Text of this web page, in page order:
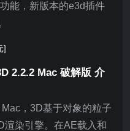
能，新版本的e3d插件
]
2.2.2 Mac 破解版 介
，3D基于对象的粒子
渲染引擎。在AE载入和